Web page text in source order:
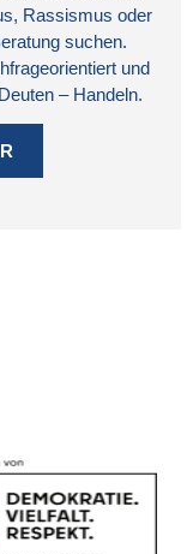
Rassismus oder
suchen.
und
– Handeln.